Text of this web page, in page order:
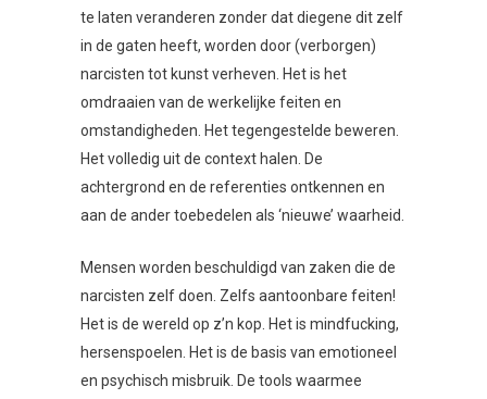
te laten veranderen zonder dat diegene dit zelf
in de gaten heeft, worden door (verborgen)
narcisten tot kunst verheven. Het is het
omdraaien van de werkelijke feiten en
omstandigheden. Het tegengestelde beweren.
Het volledig uit de context halen. De
achtergrond en de referenties ontkennen en
aan de ander toebedelen als ‘nieuwe’ waarheid.
Mensen worden beschuldigd van zaken die de
narcisten zelf doen. Zelfs aantoonbare feiten!
Het is de wereld op z’n kop. Het is mindfucking,
hersenspoelen. Het is de basis van emotioneel
en psychisch misbruik. De tools waarmee